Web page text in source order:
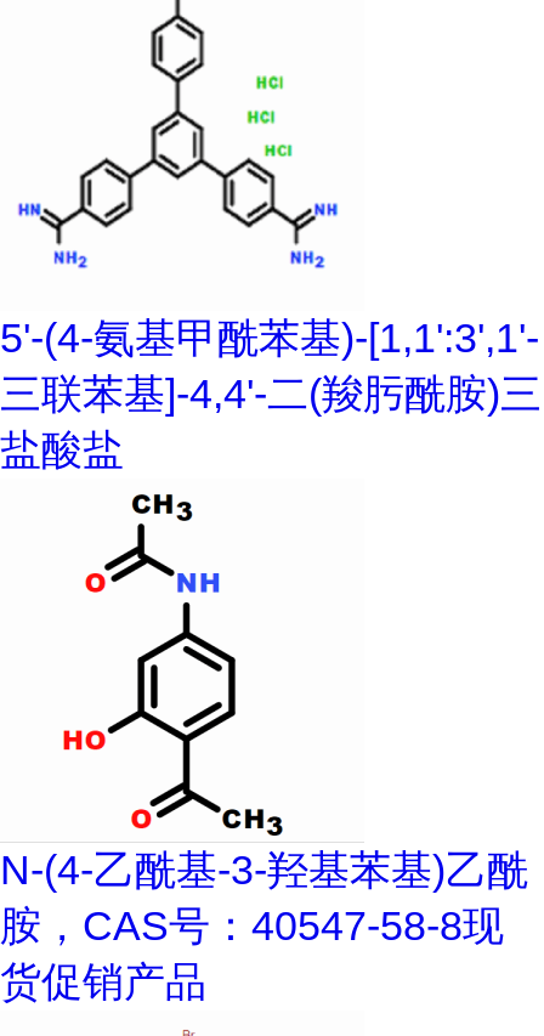
5'-(4-氨基甲酰苯基)-[1,1':3',1'-
三联苯基]-4,4'-二(羧肟酰胺)三
盐酸盐
N-(4-乙酰基-3-羟基苯基)乙酰
胺，CAS号：40547-58-8现
货促销产品